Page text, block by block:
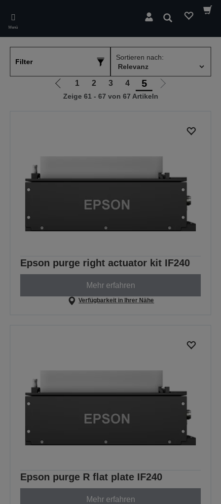
main
content
Menü
Suchen
Filter
Sortieren nach:
Zur
vorherigen
1 2 3 4 5
Zur
Zeige 61 - 67 von 67 Artikeln
Epson purge right actuator kit IF240
Mehr erfahren
Verfügbarkeit in Ihrer Nähe
Epson purge R flat plate IF240
Mehr erfahren